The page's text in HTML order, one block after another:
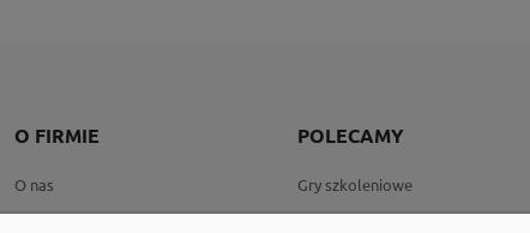
O FIRMIE
O nas
Newsletter
POLECAMY
Gry szkoleniowe
Katalog Neuland